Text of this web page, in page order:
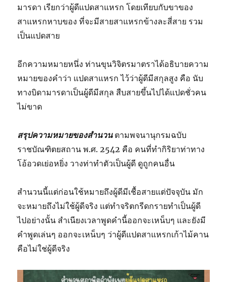
มารดา เรียกว่าผู้ดีแปดสาแหรก โดยเทียบกับขาของ
สาแหรกหาบของ ที่จะมีสายสาแหรกข้างละสี่สาย รวม
เป็นแปดสาย
อีกความหมายหนึ่ง ท่านขุนวิจิตรมาตราได้อธิบายความ
หมายของคำว่า แปดสาแหรก ไว้ว่าผู้ดีมีสกุลสูง คือ นับ
ทางบิดามารดาเป็นผู้ดีมีสกุล สืบสายขึ้นไปได้แปดชั่วคน
ไม่ขาด
สรุปความหมายของสำนวนตามพจนานุกรมฉบับ
ราชบัณฑิตยสถาน พ.ศ. 2542 คือ คนที่ทำกิริยาท่าทาง
โอ้อวดเย่อหยิ่ง วางท่าทำตัวเป็นผู้ดี ดูถูกคนอื่น
สำนวนนี้แต่ก่อนใช้หมายถึงผู้ดีมีเชื้อสายแต่ปัจจุบัน มัก
จะหมายถึงไม่ใช้ผู้ดีจริง แต่ทำจริตกรีดกรายทำเป็นผู้ดี
ไปอย่างนั้น สำเนียงเวลาพูดคำนี้ออกจะเหน็บๆ และยังมี
คำพูดเล่นๆ ออกจะเหน็บๆ ว่าผู้ดีแปดสาแหรกเก้าไม้คาน
คือไม่ใช่ผู้ดีจริง